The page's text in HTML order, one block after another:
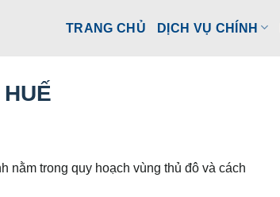
TRANG CHỦ DỊCH VỤ CHÍNH
nằm trong quy hoạch vùng thủ đô và cách